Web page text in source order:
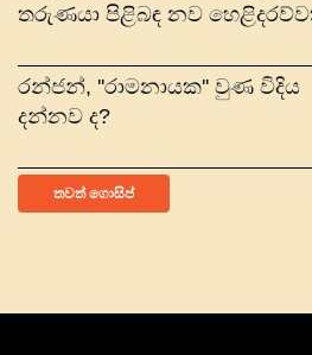
තරුණයා පිළිබඳ නව
රන්ජන්, ''රාමනායක'' වුණ විදිය
දන්නව ද?
තවත් ගොසිප්